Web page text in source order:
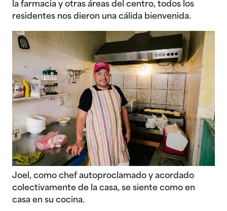
la farmacia y otras áreas del centro, todos los
residentes nos dieron una cálida bienvenida.
Joel, como chef autoproclamado y acordado
colectivamente de la casa, se siente como en
casa en su cocina.